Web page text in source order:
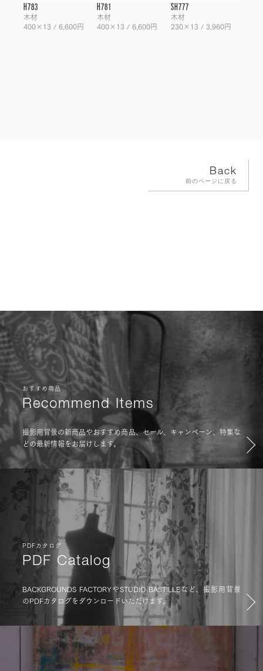
H783
木材
400×13 / 6,600円
H781
木材
400×13 / 6,600円
SH777
木材
230×13 / 3,960円
Back
前のページに戻る
おすすめ商品
Recommend Items
撮影用背景の新商品やおすすめ商品、セール、キャンペーン、特集な
どの最新情報をお届けします。
PDFカタログ
PDF Catalog
BACKGROUNDS FACTORYやSTUDIO BASTILLEなど、撮影用背景
のPDFカタログをダウンロードいただけます。